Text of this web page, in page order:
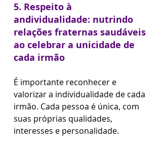
5. Respeito à
andividualidade: nutrindo
relações fraternas saudáveis
ao celebrar a unicidade de
cada irmão
É importante reconhecer e
valorizar a individualidade de cada
irmão. Cada pessoa é única, com
suas próprias qualidades,
interesses e personalidade.